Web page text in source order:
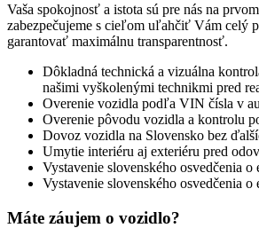
Vaša spokojnosť a istota sú pre nás na
zabezpečujeme s cieľom uľahčiť Vám celý
garantovať maximálnu transparentnosť.
Dôkladná technická a vizuálna
našimi vyškolenými technikmi pred
Overenie vozidla podľa VIN čísla v
Overenie pôvodu vozidla a kontrolu
Dovoz vozidla na Slovensko bez
Umytie interiéru aj exteriéru pred
Vystavenie slovenského osvedčenia o
Vystavenie slovenského osvedčenia o
Máte záujem o vozidlo?